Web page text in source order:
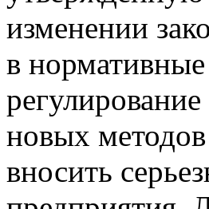
изменении
в
новых
вносить